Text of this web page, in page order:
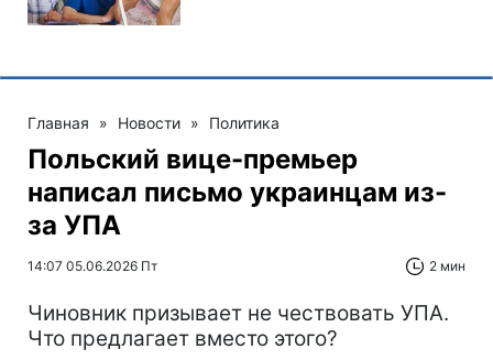
Главная » Новости » Политика
Польский вице-премьер
написал письмо украинцам из-
за УПА
14:07 05.06.2026 Пт 2 мин
Чиновник призывает не чествовать УПА.
Что предлагает вместо этого?